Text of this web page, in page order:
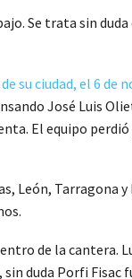
Se trata sin duda
su ciudad, el 6 de
José Luis
El equipo
León, Tarragona y
de la cantera.
duda Porfi Fisac